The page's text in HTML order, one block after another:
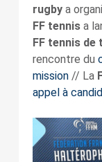
rugbya
FF tennisa
FF tennis de
rencontre du
mission// La
appel à